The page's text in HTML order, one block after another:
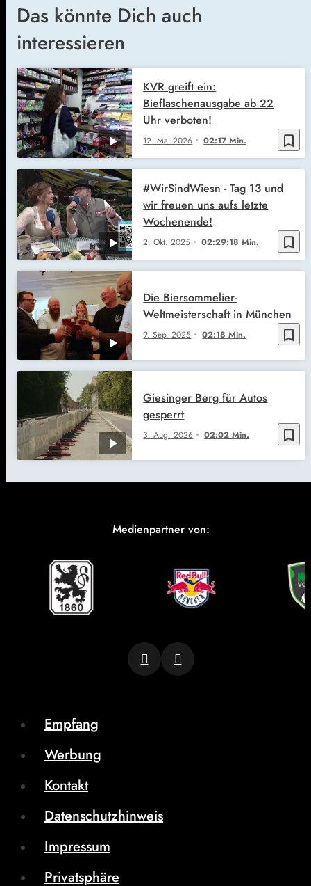
Das könnte Dich auch
interessieren
bookmark_border
12. Mai 2026 02:17 Min.
KVR greift ein:
Bieflaschenausgabe ab 22
Uhr verboten!
bookmark_border
2. Okt. 2025 02:29:18 Min.
#WirSindWiesn - Tag 13 und
wir freuen uns aufs letzte
Wochenende!
bookmark_border
9. Sep. 2025 02:18 Min.
Die Biersommelier-
Weltmeisterschaft in München
bookmark_border
3. Aug. 2026 02:02 Min.
Giesinger Berg für Autos
gesperrt
Medienpartner von:
Empfang
Werbung
Kontakt
Datenschutzhinweis
Impressum
Privatsphäre